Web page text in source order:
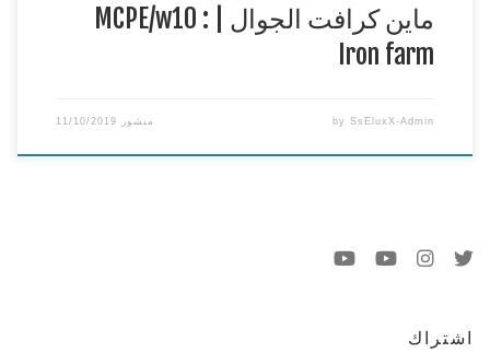
ماين كرافت الجوال | MCPE/w10 :
Iron farm
bySsEluxX-Admin منشور 11/10/2019
اشتراك